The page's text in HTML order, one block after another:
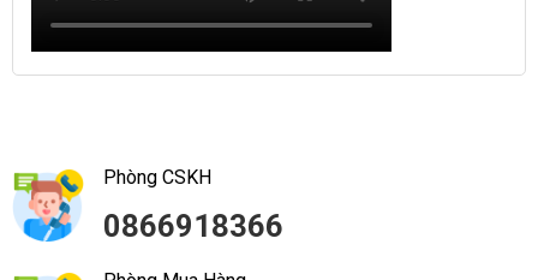
Phòng CSKH
0866918366